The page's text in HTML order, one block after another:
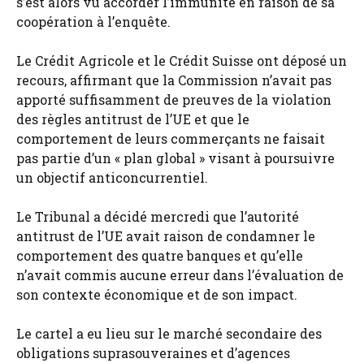
coopération à l’enquête.
Le Crédit Agricole et le Crédit Suisse ont déposé un
recours, affirmant que la Commission n’avait pas
apporté suffisamment de preuves de la violation
des règles antitrust de l’UE et que le
comportement de leurs commerçants ne faisait
pas partie d’un « plan global » visant à poursuivre
un objectif anticoncurrentiel.
Le Tribunal a décidé mercredi que l’autorité
antitrust de l’UE avait raison de condamner le
comportement des quatre banques et qu’elle
n’avait commis aucune erreur dans l’évaluation de
son contexte économique et de son impact.
Le cartel a eu lieu sur le marché secondaire des
obligations suprasouveraines et d’agences